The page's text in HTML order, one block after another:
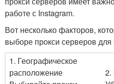
работе с Instagram.
Вот несколько факторов,
выборе прокси серверов для
1. Географическое
расположение
2.